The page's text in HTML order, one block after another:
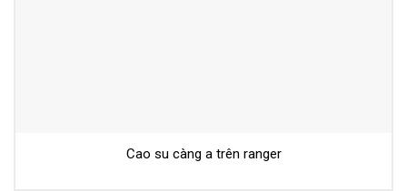
Cao su càng a trên ranger